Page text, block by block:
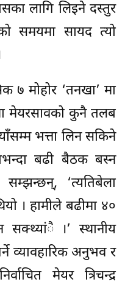
लागि लिइने दस्तुर
समयमा सायद त्यो
७ मोहोर ‘तनखा’ मा
मेयरसावको कुनै तलब
भत्ता लिन सकिने
बढी बैठक बस्न
‘त्यतिबेला
। हामीले बढीमा ४०
सक्थ्यांै ।’ स्थानीय
व्यावहारिक अनुभव र
मेयर त्रिचन्द्र